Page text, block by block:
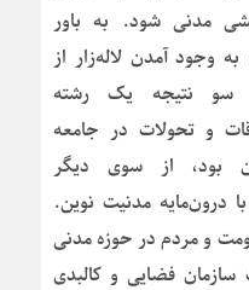
مدنی شود. به باور
وجود آمدن لاله‌زار از
سو نتیجه یک رشته
و تحولات در جامعه
بود، از سوی دیگر
درون‌مایه مدنیت نوین.
و مردم در حوزه مدنی
فضایی و کالبدی